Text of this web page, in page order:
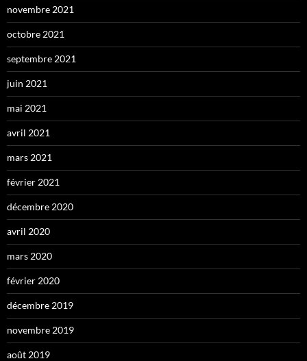
novembre 2021
octobre 2021
septembre 2021
juin 2021
mai 2021
avril 2021
mars 2021
février 2021
décembre 2020
avril 2020
mars 2020
février 2020
décembre 2019
novembre 2019
août 2019